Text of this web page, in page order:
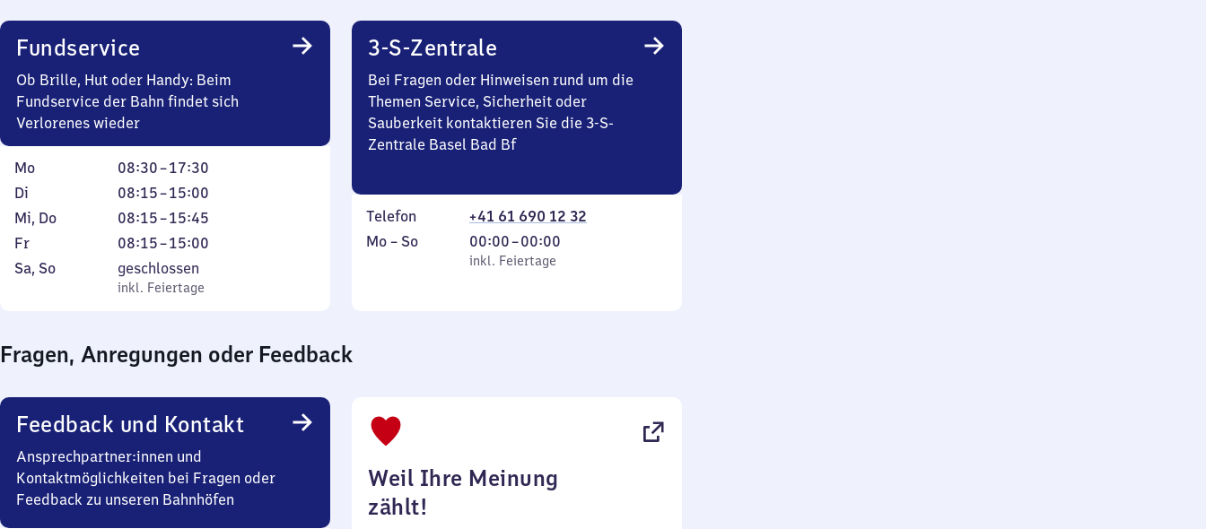
Uhr
bis
0
Fundservice
Ob Brille, Hut oder Handy: Beim
Fundservice der Bahn findet sich
Verlorenes wieder
Montag
Mo 08:30–17:30
Von
8
Uhr
bis
17
Uhr
Dienstag
Di 08:15–15:00
Von
8
Uhr
bis
Mittwoch
und
Donnerstag
Mi, Do 08:15–15:45
Von
8
15
Uhr
45
Freitag
Fr 08:15–15:00
Von
8
Uhr
15
Uhr
Samstag
Sa, So,
inkl. Feiertage
geschlossen
inkl. Feiertage
3-S-Zentrale
Bei Fragen oder Hinweisen rund um die
Themen Service, Sicherheit oder
Sauberkeit kontaktieren Sie die 3-S-
Zentrale Basel Bad Bf
Telefon
+41 61 690 12 32
Montag
Mo – So,
inkl. Feiertage
00:00–00:00
Von
0
inkl. Feiertage
Fragen, Anregungen oder Feedback
Feedback und Kontakt
Ansprechpartner:innen und
Kontaktmöglichkeiten bei Fragen oder
Feedback zu unseren Bahnhöfen
Weil Ihre Meinung
zählt!